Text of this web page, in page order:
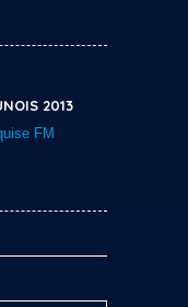
2013
FM